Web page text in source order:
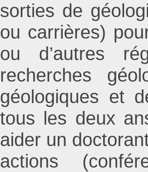
sorties de
ou carrières)
ou d’autres
recherches
géologiques et
tous les deux
aider un
actions